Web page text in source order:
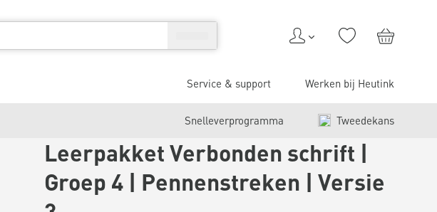
Service & support Werken bij Heutink
Snelleverprogramma Tweedekans
Leerpakket Verbonden schrift |
Groep 4 | Pennenstreken | Versie